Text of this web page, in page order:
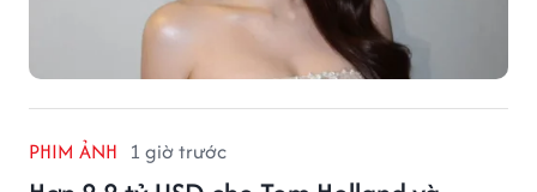
PHIM ẢNH 1 giờ trước